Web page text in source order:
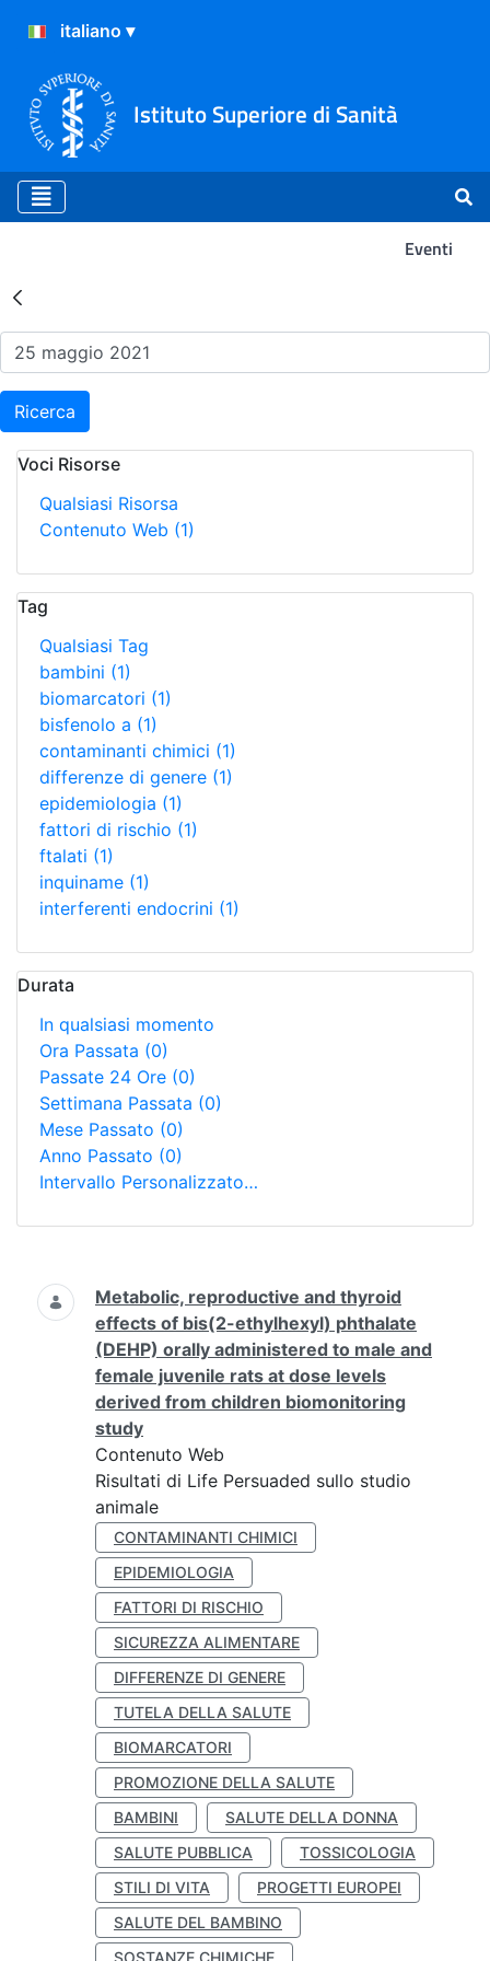
Istituto Superiore di Sanità
Eventi
Risultati della Ricerca -
Ricerca
Voci Risorse
Qualsiasi Risorsa
Contenuto Web (1)
Tag
Qualsiasi Tag
bambini (1)
biomarcatori (1)
bisfenolo a (1)
contaminanti chimici (1)
differenze di genere (1)
epidemiologia (1)
fattori di rischio (1)
ftalati (1)
inquiname (1)
interferenti endocrini (1)
Durata
In qualsiasi momento
Ora Passata (0)
Passate 24 Ore (0)
Settimana Passata (0)
Mese Passato (0)
Anno Passato (0)
Intervallo Personalizzato…
Ricerca
Metabolic, reproductive and thyroid
effects of bis(2-ethylhexyl) phthalate
(DEHP) orally administered to male and
female juvenile rats at dose levels
derived from children biomonitoring
study
Contenuto Web
Risultati di Life Persuaded sullo studio
animale
CONTAMINANTI CHIMICI
EPIDEMIOLOGIA
FATTORI DI RISCHIO
SICUREZZA ALIMENTARE
DIFFERENZE DI GENERE
TUTELA DELLA SALUTE
BIOMARCATORI
PROMOZIONE DELLA SALUTE
BAMBINI
SALUTE DELLA DONNA
SALUTE PUBBLICA
TOSSICOLOGIA
STILI DI VITA
PROGETTI EUROPEI
SALUTE DEL BAMBINO
SOSTANZE CHIMICHE